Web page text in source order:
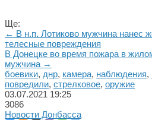
Ще:
← В н.п. Лотиково мужчина нанес
телесные повреждения
В Донецке во время пожара в
мужчина →
боевики, днр, камера, наблюдения,
повредили, стрелковое, оружие
03.07.2021 19:25
3086
Новости Донбасса